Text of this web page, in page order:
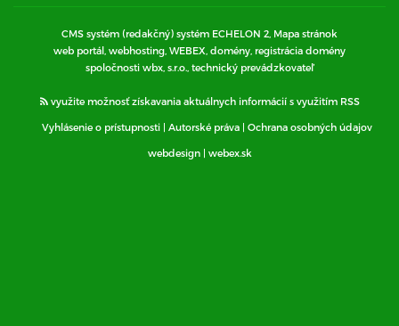
CMS systém (redakčný) systém ECHELON 2, Mapa stránok
web portál, webhosting, WEBEX, domény, registrácia domény
spoločnosti wbx, s.r.o., technický prevádzkovateľ
využite možnosť získavania aktuálnych informácií s využitím RSS
Vyhlásenie o prístupnosti | Autorské práva | Ochrana osobných údajov
webdesign| webex.sk